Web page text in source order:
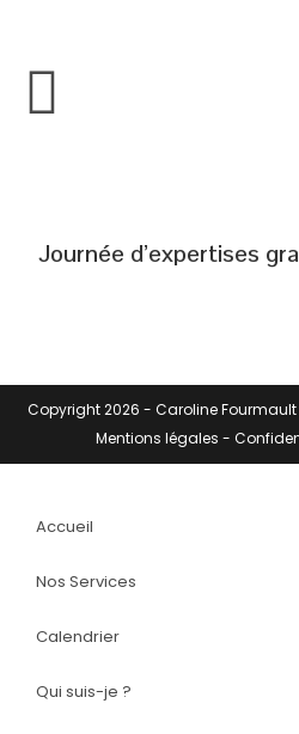
Journée d’expertises
Copyright 2026 - Caroline Fourmault
Mentions légales -
Accueil
Nos Services
Calendrier
Qui suis-je ?